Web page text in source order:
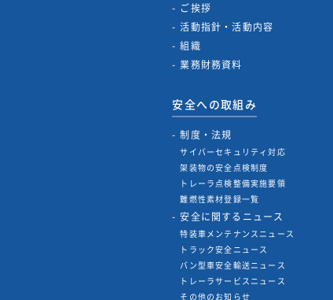
ご挨拶
活動指針・活動内容
組織
業務財務資料
安全への取組み
制度・法規
サイバーセキュリティ対応
架装物の安全点検制度
トレーラ点検整備実施要領
難燃性素材登録一覧
安全に関するニュース
特装車メンテナンスニュース
トラック安全ニュース
バン型車安全輸送ニュース
トレーラサービスニュース
その他のお知らせ